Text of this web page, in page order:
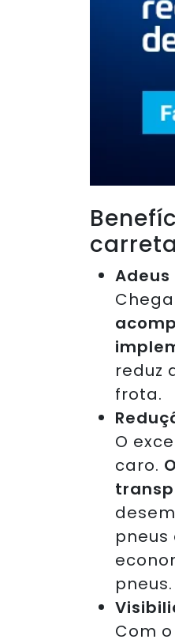
reduz
frota.
O
caro.
pneus.
Com o